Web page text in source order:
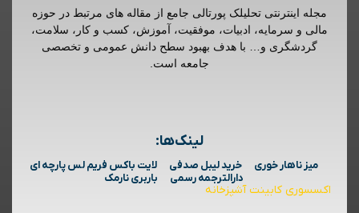
مجله اینترنتی تحلیلک پورتالی جامع از مقاله های مرتبط در حوزه
مالی و سرمایه، ادبیات، موفقیت، آموزش، کسب و کار، سلامت،
گردشگری و… با هدف بهبود سطح دانش عمومی و تخصصی
جامعه است.
لینک‌ها:
میز ناهار خوری خرید لیبل صدفی
لایت باکس فریم لس پارچه ای
دارالترجمه رسمی
باربری نارمک
اکسسوری کابینت آشپزخانه